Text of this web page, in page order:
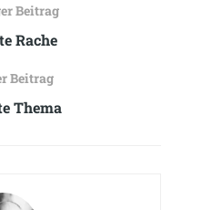
Beitrag
Rache
Beitrag
Thema